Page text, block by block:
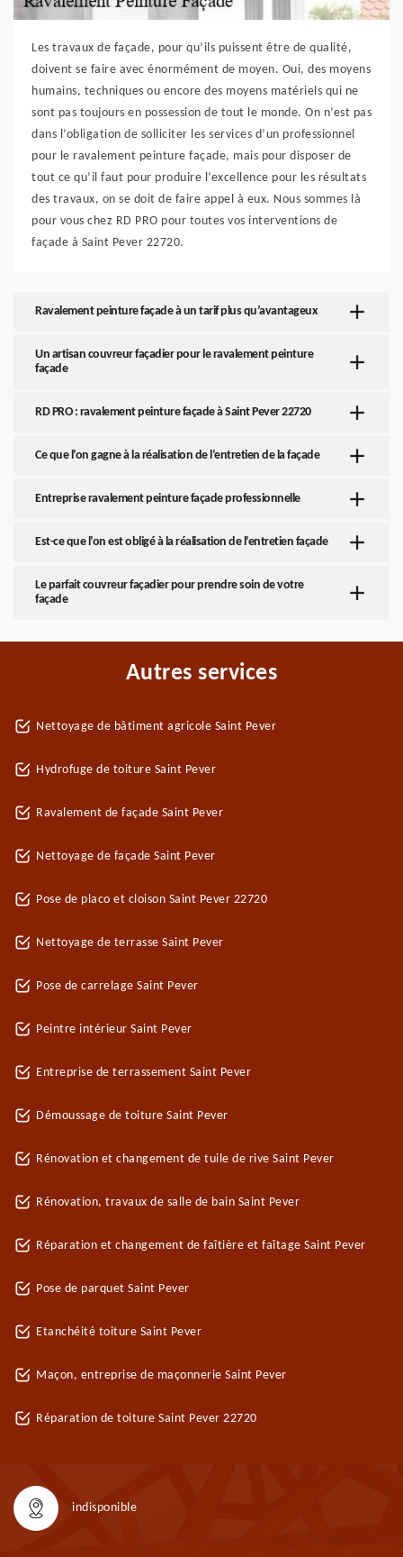
Les travaux de façade, pour qu’ils puissent être de qualité,
doivent se faire avec énormément de moyen. Oui, des moyens
humains, techniques ou encore des moyens matériels qui ne
sont pas toujours en possession de tout le monde. On n’est pas
dans l’obligation de solliciter les services d’un professionnel
pour le ravalement peinture façade, mais pour disposer de
tout ce qu’il faut pour produire l’excellence pour les résultats
des travaux, on se doit de faire appel à eux. Nous sommes là
pour vous chez RD PRO pour toutes vos interventions de
façade à Saint Pever 22720.
Ravalement peinture façade à un tarif plus qu’avantageux
Un artisan couvreur façadier pour le ravalement peinture
façade
RD PRO : ravalement peinture façade à Saint Pever 22720
Ce que l’on gagne à la réalisation de l’entretien de la façade
Entreprise ravalement peinture façade professionnelle
Est-ce que l’on est obligé à la réalisation de l’entretien façade
Le parfait couvreur façadier pour prendre soin de votre
façade
Autres services
Nettoyage de bâtiment agricole Saint Pever
Hydrofuge de toiture Saint Pever
Ravalement de façade Saint Pever
Nettoyage de façade Saint Pever
Pose de placo et cloison Saint Pever 22720
Nettoyage de terrasse Saint Pever
Pose de carrelage Saint Pever
Peintre intérieur Saint Pever
Entreprise de terrassement Saint Pever
Démoussage de toiture Saint Pever
Rénovation et changement de tuile de rive Saint Pever
Rénovation, travaux de salle de bain Saint Pever
Réparation et changement de faîtière et faîtage Saint Pever
Pose de parquet Saint Pever
Etanchéité toiture Saint Pever
Maçon, entreprise de maçonnerie Saint Pever
Réparation de toiture Saint Pever 22720
indisponible